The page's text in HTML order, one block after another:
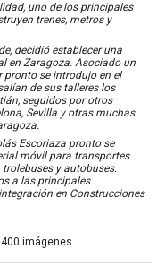
uno de los principales
trenes, metros y
decidió establecer una
en Zaragoza. Asociado un
pronto se introdujo en el
de sus talleres los
seguidos por otros
Sevilla y otras muchas
Escoriaza pronto se
móvil para transportes
y autobuses.
a las principales
en Construcciones
imágenes.